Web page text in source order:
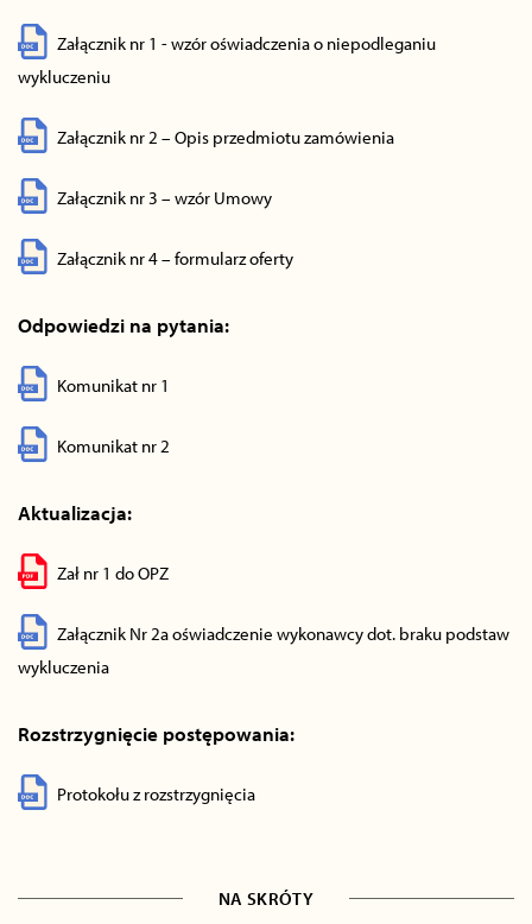
Załącznik nr 1 - wzór oświadczenia o niepodleganiu
wykluczeniu
Załącznik nr 2 – Opis przedmiotu zamówienia
Załącznik nr 3 – wzór Umowy
Załącznik nr 4 – formularz oferty
Odpowiedzi na pytania:
Komunikat nr 1
Komunikat nr 2
Aktualizacja:
Zał nr 1 do OPZ
Załącznik Nr 2a oświadczenie wykonawcy dot. braku podstaw
wykluczenia
Rozstrzygnięcie postępowania:
Protokołu z rozstrzygnięcia
NA SKRÓTY